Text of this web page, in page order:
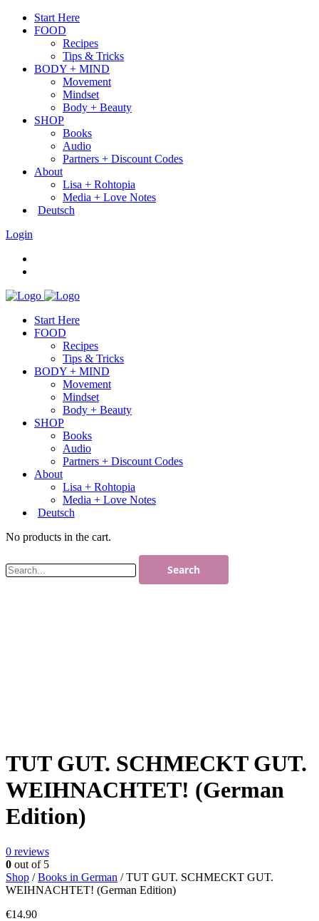
Start Here
FOOD
Recipes
Tips & Tricks
BODY + MIND
Movement
Mindset
Body + Beauty
SHOP
Books
Audio
Partners + Discount Codes
About
Lisa + Rohtopia
Media + Love Notes
Deutsch
Login
Start Here
FOOD
Recipes
Tips & Tricks
BODY + MIND
Movement
Mindset
Body + Beauty
SHOP
Books
Audio
Partners + Discount Codes
About
Lisa + Rohtopia
Media + Love Notes
Deutsch
No products in the cart.
TUT GUT. SCHMECKT GUT.
WEIHNACHTET! (German
Edition)
0 reviews
0 out of 5
Shop /Books in German / TUT GUT. SCHMECKT GUT.
WEIHNACHTET! (German Edition)
€14.90